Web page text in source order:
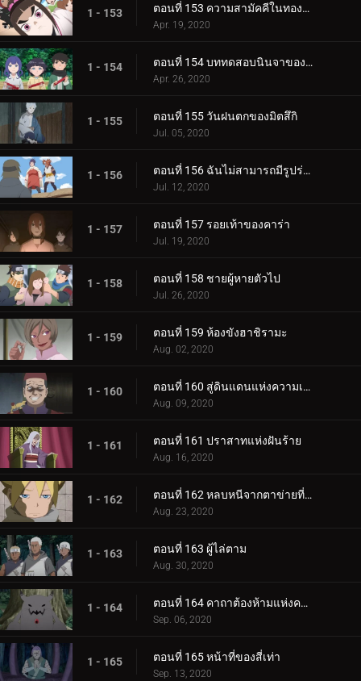
1 - 153 ตอนที่ 153 ความสามัคคีในทองคำ
Apr. 19, 2020
1 - 154 ตอนที่ 154 บททดสอบนินจาของฮิมาวาริ!!
Apr. 26, 2020
1 - 155 ตอนที่ 155 วันฝนตกของมิตสึกิ
Jul. 05, 2020
1 - 156 ตอนที่ 156 ฉันไม่สามารถมีรูปร่างผอมเพรียวได้
Jul. 12, 2020
1 - 157 ตอนที่ 157 รอยเท้าของคาร่า
Jul. 19, 2020
1 - 158 ตอนที่ 158 ชายผู้หายตัวไป
Jul. 26, 2020
1 - 159 ตอนที่ 159 ห้องขังฮาชิรามะ
Aug. 02, 2020
1 - 160 ตอนที่ 160 สู่ดินแดนแห่งความเงียบงัน
Aug. 09, 2020
1 - 161 ตอนที่ 161 ปราสาทแห่งฝันร้าย
Aug. 16, 2020
1 - 162 ตอนที่ 162 หลบหนีจากตาข่ายที่กระชับ
Aug. 23, 2020
1 - 163 ตอนที่ 163 ผู้ไล่ตาม
Aug. 30, 2020
1 - 164 ตอนที่ 164 คาถาต้องห้ามแห่งความตาย
Sep. 06, 2020
1 - 165 ตอนที่ 165 หน้าที่ของสี่เท่า
Sep. 13, 2020